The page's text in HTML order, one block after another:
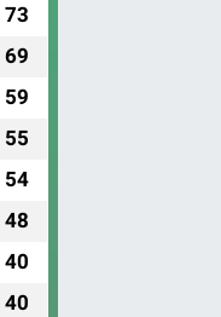
73
69
59
55
54
48
40
40